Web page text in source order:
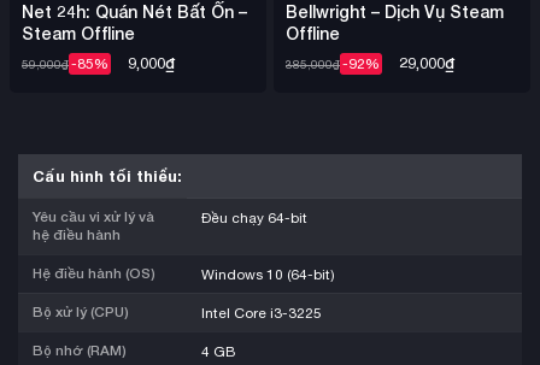
Net 24h: Quán Nét Bất Ổn –
Steam Offline
59,000₫-85% 9,000₫
Bellwright – Dịch Vụ Steam
Offline
385,000₫-92% 29,000₫
Cấu hình tối thiểu:
Yêu cầu vi xử lý và
hệ điều hành
Đều chạy 64-bit
Hệ điều hành (OS) Windows 10 (64-bit)
Bộ xử lý (CPU) Intel Core i3-3225
Bộ nhớ (RAM) 4 GB